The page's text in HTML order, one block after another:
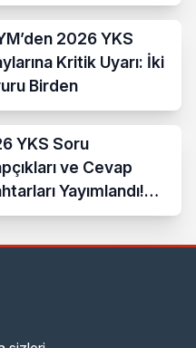
2026 YKS
Kritik Uyarı: İki
Birden
YKS Soru
ve Cevap
Yayımlandı!
Erişime Açtı